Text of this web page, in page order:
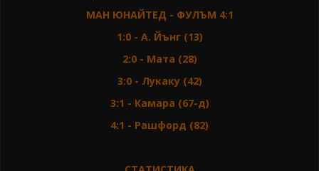
МАН ЮНАЙТЕД - ФУЛЪМ 4:1
1:0 - А. Йънг (13)
2:0 - Мата (28)
3:0 - Лукаку (42)
3:1 - Камара (67-д)
4:1 - Рашфорд (82)